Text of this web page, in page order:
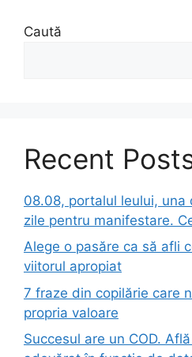
Caută
Recent
08.08, portalul leului, una
zile pentru manifestare.
Alege o pasăre ca să afli
viitorul apropiat
7 fraze din copilărie care
propria valoare
Succesul are un COD.